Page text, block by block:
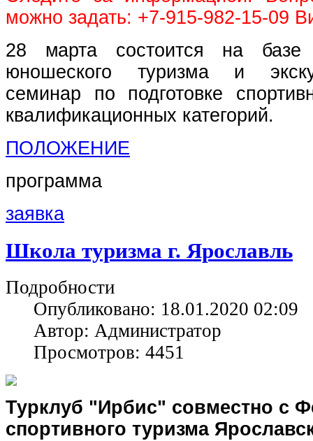
можно задать: +7-915-982-15-09
28 марта состоится на базе
юношеского туризма и
семинар по подготовке
квалификационных категорий.
ПОЛОЖЕНИЕ
программа
заявка
Школа туризма г. Ярославль
Подробности
Опубликовано: 18.01.2020 02:09
Автор: Администратор
Просмотров: 4451
Турклуб "Ирбис" совместно с
спортивного туризма